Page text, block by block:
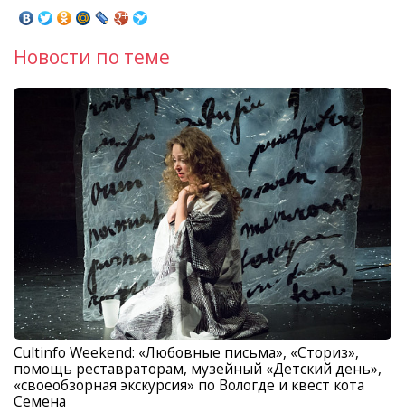
Новости по теме
Cultinfo Weekend: «Любовные письма», «Сториз»,
помощь реставраторам, музейный «Детский день»,
«своеобзорная экскурсия» по Вологде и квест кота
Семена